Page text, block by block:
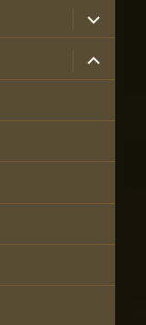
expand
child
menu
expand
child
menu